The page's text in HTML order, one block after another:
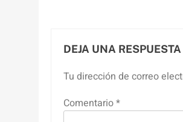
DEJA UNA RESPUESTA
Tu dirección de correo
Comentario*